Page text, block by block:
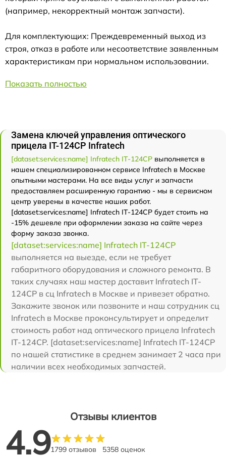
(например, некорректный монтаж запчасти).
Для комплектующих: Преждевременный выход из
строя, отказ в работе или несоответствие заявленным
характеристикам при нормальном использовании.
Показать полностью
Замена ключей управления оптического
прицела IT-124CP Infratech
[dataset:services:name] Infratech IT-124CP выполняется в
нашем специализированном сервисе Infratech в Москве
опытными мастерами. На все виды услуг и запчасти
предоставляем расширенную гарантию - мы в сервисном
центр уверены в качестве наших работ.
[dataset:services:name] Infratech IT-124CP будет стоить на
-15% дешевле при оформлении заказа на сайте через
форму заказа звонка.
[dataset:services:name] Infratech IT-124CP
выполняется на выезде, если не требует
габаритного оборудования и сложного ремонта. В
таких случаях наш мастер доставит Infratech IT-
124CP в сц Infratech в Москве и привезет обратно.
Закажите звонок или позвоните и наш сотрудник сц
Infratech в Москве проконсультирует и определит
стоимость работ над оптического прицела Infratech
IT-124CP. [dataset:services:name] Infratech IT-124CP
по нашей статистике в среднем занимает 2 часа при
наличии всех необходимых запчастей.
Отзывы клиентов
4.91799 отзывов 5358 оценок